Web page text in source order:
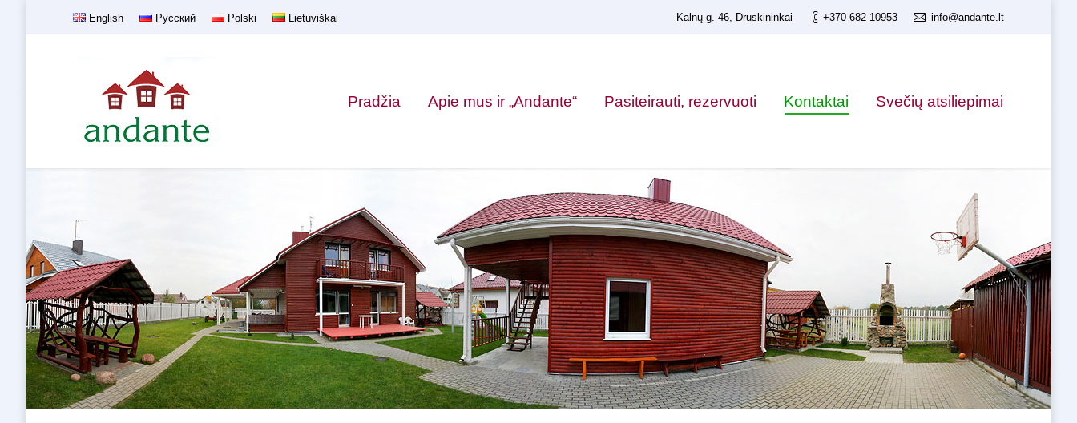
English Русский Polski Lietuviškai Kalnų g. 46, Druskininkai +370 682 10953 info@andante.lt
Pradžia Apie mus ir „Andante“ Pasiteirauti, rezervuoti Kontaktai Svečių atsiliepimai